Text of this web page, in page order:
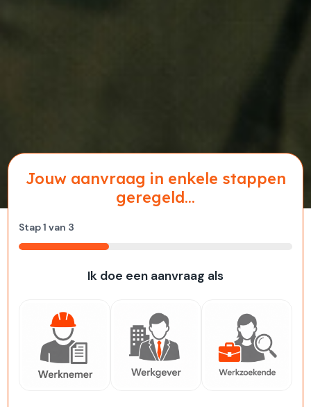
Jouw aanvraag in enkele stappen
geregeld...
Stap1 van 3
33%
Ik doe een aanvraag als